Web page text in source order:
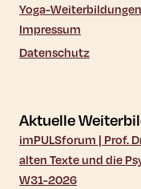
Yoga-Weiterbildungen
Impressum
Datenschutz
Aktuelle
imPULSforum | Prof.
alten Texte und die
W31-2026